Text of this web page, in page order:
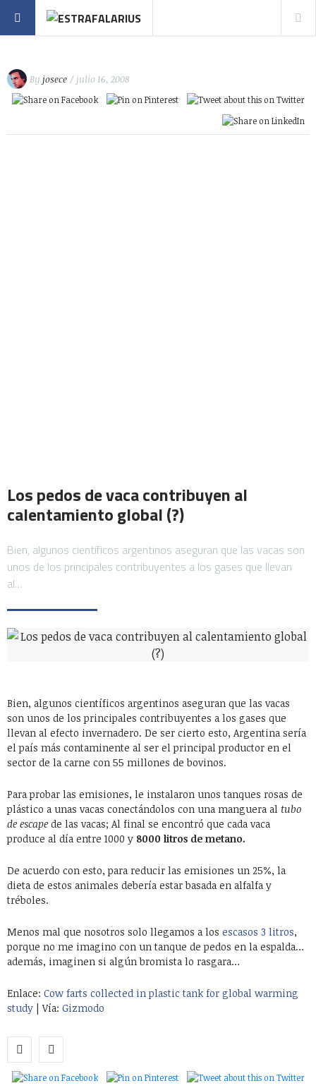
By josece / julio 16, 2008
Los pedos de vaca contribuyen al
calentamiento global (?)
Bien, algunos científicos argentinos aseguran que las vacas son
unos de los principales contribuyentes a los gases que llevan
al…
Bien, algunos científicos argentinos aseguran que las vacas
son unos de los principales contribuyentes a los gases que
llevan al efecto invernadero. De ser cierto esto, Argentina sería
el país más contaminente al ser el principal productor en el
sector de la carne con 55 millones de bovinos.
Para probar las emisiones, le instalaron unos tanques rosas de
plástico a unas vacas conectándolos con una manguera al tubo
de escapede las vacas; Al final se encontró que cada vaca
produce al día entre 1000 y 8000 litros de metano.
De acuerdo con esto, para reducir las emisiones un 25%, la
dieta de estos animales debería estar basada en alfalfa y
tréboles.
Menos mal que nosotros solo llegamos a los escasos 3 litros,
porque no me imagino con un tanque de pedos en la espalda…
además, imaginen si algún bromista lo rasgara…
Enlace: Cow farts collected in plastic tank for global warming
study | Vía: Gizmodo